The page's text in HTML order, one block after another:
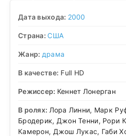
Дата выхода: 2000
Страна:США
Жанр: драма
В качестве: Full HD
Режиссер: Кеннет Лонерган
В ролях: Лора Линни, Марк
Бродерик, Джон Тенни, Рори
Камерон, Джош Лукас, Габи